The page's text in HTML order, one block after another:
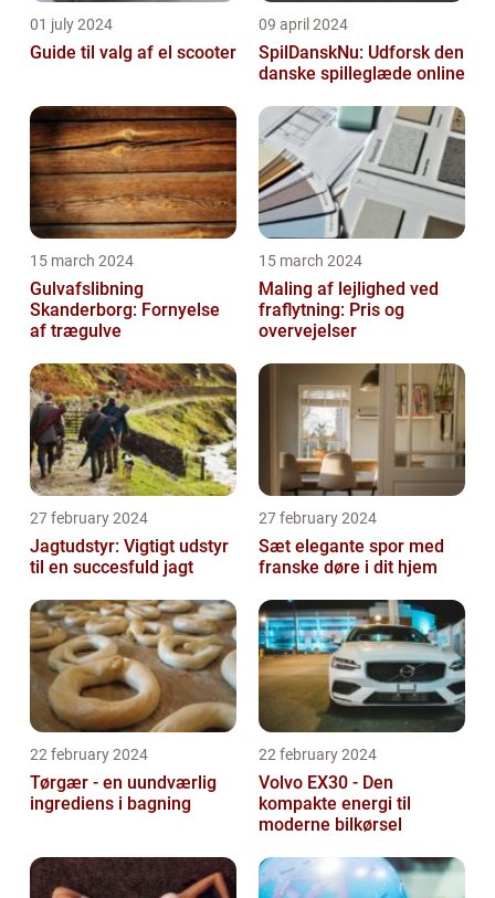
01 july 2024
Guide til valg af el scooter
09 april 2024
SpilDanskNu: Udforsk den
danske spilleglæde online
15 march 2024
Gulvafslibning
Skanderborg: Fornyelse
af trægulve
15 march 2024
Maling af lejlighed ved
fraflytning: Pris og
overvejelser
27 february 2024
Jagtudstyr: Vigtigt udstyr
til en succesfuld jagt
27 february 2024
Sæt elegante spor med
franske døre i dit hjem
22 february 2024
Tørgær - en uundværlig
ingrediens i bagning
22 february 2024
Volvo EX30 - Den
kompakte energi til
moderne bilkørsel